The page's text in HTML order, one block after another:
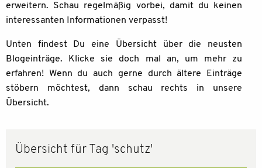
erweitern. Schau regelmäßig vorbei, damit du keinen
interessanten Informationen verpasst!
Unten findest Du eine Übersicht über die neusten
Blogeinträge. Klicke sie doch mal an, um mehr zu
erfahren! Wenn du auch gerne durch ältere Einträge
stöbern möchtest, dann schau rechts in unsere
Übersicht.
Übersicht für Tag 'schutz'